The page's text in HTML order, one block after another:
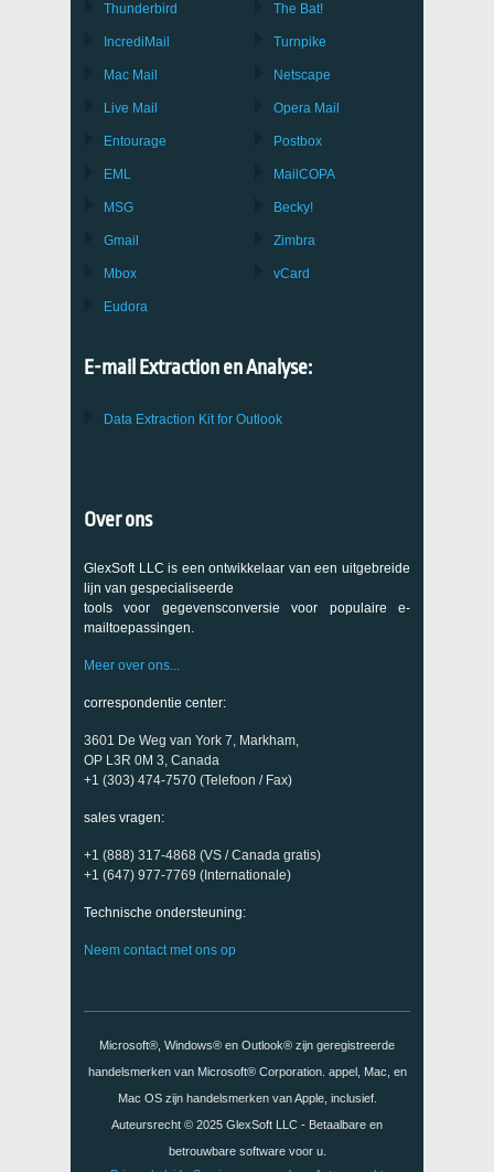
Thunderbird
IncrediMail
Mac Mail
Live Mail
Entourage
EML
MSG
Gmail
Mbox
Eudora
The Bat!
Turnpike
Netscape
Opera Mail
Postbox
MailCOPA
Becky!
Zimbra
vCard
E-mail Extraction en Analyse:
Data Extraction Kit for Outlook
Over ons
GlexSoft LLC is een ontwikkelaar van een uitgebreide
lijn van gespecialiseerde
tools voor gegevensconversie voor populaire e-
mailtoepassingen.
Meer over ons...
correspondentie center:
3601 De Weg van York 7, Markham,
OP L3R 0M 3, Canada
+1 (303) 474-7570 (Telefoon / Fax)
sales vragen:
+1 (888) 317-4868 (VS / Canada gratis)
+1 (647) 977-7769 (Internationale)
Technische ondersteuning:
Neem contact met ons op
Microsoft®, Windows® en Outlook® zijn geregistreerde
handelsmerken van Microsoft® Corporation. appel, Mac, en
Mac OS zijn handelsmerken van Apple, inclusief.
Auteursrecht © 2025 GlexSoft LLC - Betaalbare en
betrouwbare software voor u.